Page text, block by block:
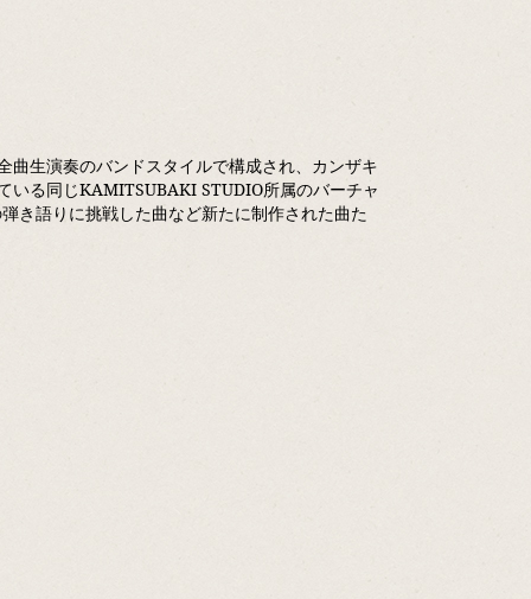
生演奏のバンドスタイルで構成され、カンザキ
いる同じKAMITSUBAKI STUDIO所属のバーチャ
き語りに挑戦した曲など新たに制作された曲た